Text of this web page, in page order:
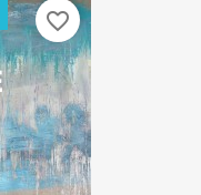
favorite_border